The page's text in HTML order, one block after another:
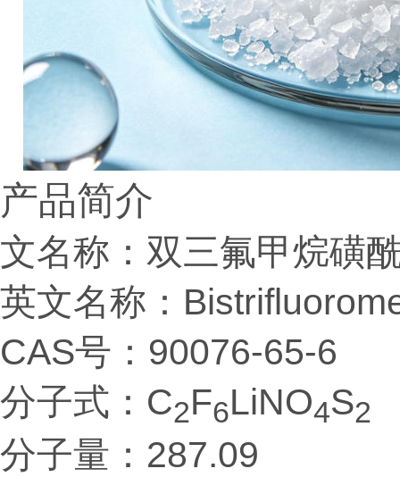
产品简介
文名称：双三氟甲烷磺
英文名称：
CAS号：90076-65-6
分子式：C2F6LiNO4S2
分子量：287.09